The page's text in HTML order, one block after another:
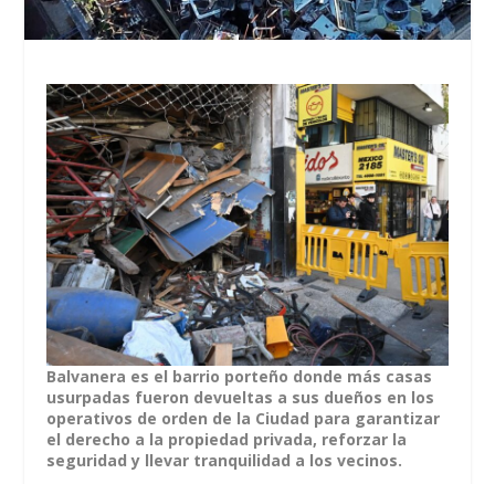
Balvanera es el barrio porteño donde más casas
usurpadas fueron devueltas a sus dueños en los
operativos de orden de la Ciudad para garantizar
el derecho a la propiedad privada, reforzar la
seguridad y llevar tranquilidad a los vecinos.